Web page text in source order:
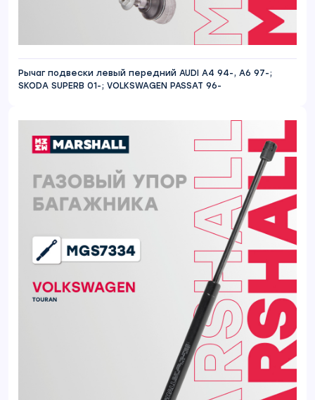
Рычаг подвески левый передний AUDI A4 94-, A6 97-;
SKODA SUPERB 01-; VOLKSWAGEN PASSAT 96-